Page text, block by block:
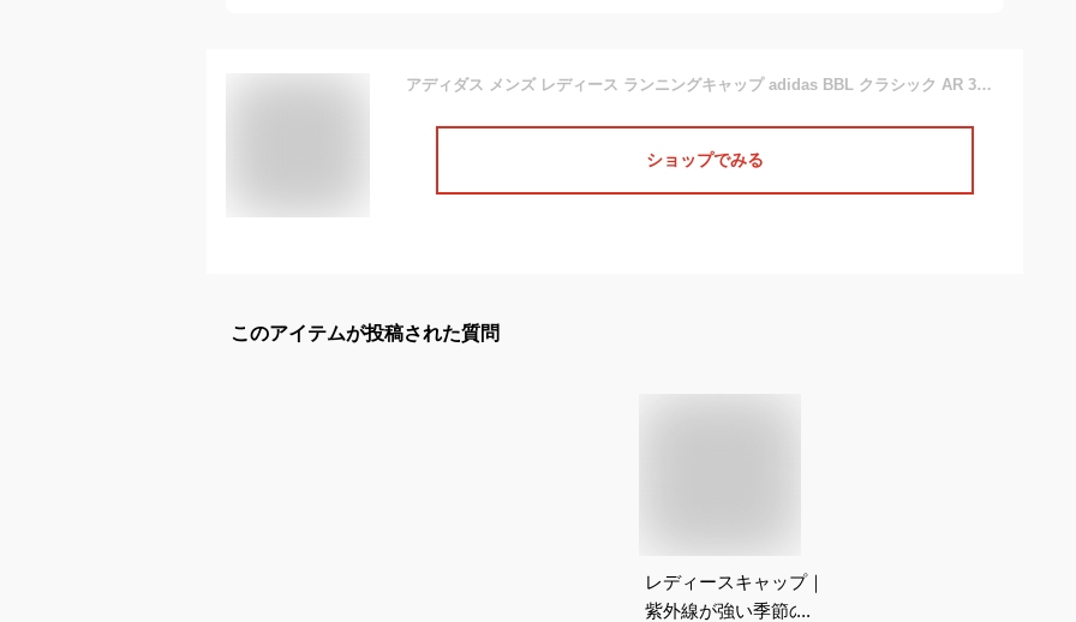
アディダス メンズ レディース ランニングキャップ adidas BBL クラシック AR 3ストライプキャップ CAP 帽子 ロゴ 熱中症対策 トレーニング ジョギング マラソン 3本ライン 2023春新作 MKD80
ショップでみる
このアイテムが投稿された質問
レディースキャップ｜
紫外線が強い季節のマ